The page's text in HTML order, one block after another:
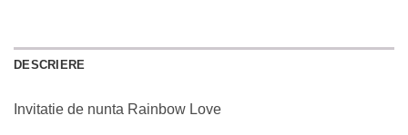
DESCRIERE
Invitatie de nunta Rainbow Love